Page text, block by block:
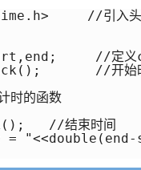
　　　//引入头
　　　//定义
　　　//开始
的函数
//结束时间
"<<double(end-